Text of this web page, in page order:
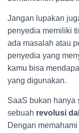
Jangan lupakan
penyedia memiliki
ada masalah atau
penyedia yang
kamu bisa
yang digunakan.
SaaS bukan hanya
sebuah revolusi
Dengan